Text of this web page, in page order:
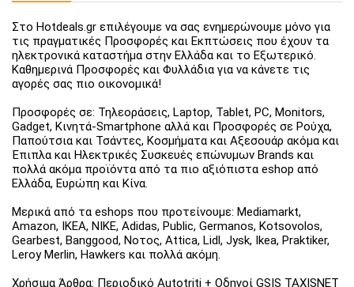
Στο Hotdeals.gr επιλέγουμε να σας ενημερώνουμε μόνο για
τις πραγματικές Προσφορές και Εκπτώσεις που έχουν τα
ηλεκτρονικά καταστήμα στην Ελλάδα και το Εξωτερικό.
Καθημερινά Προσφορές και Φυλλάδια για να κάνετε τις
αγορές σας πιο οικονομικά!
Προσφορές σε: Τηλεοράσεις, Laptop, Tablet, PC, Monitors,
Gadget, Κινητά-Smartphone αλλά και Προσφορές σε Ρούχα,
Παπούτσια και Τσάντες, Κοσμήματα και Αξεσουάρ ακόμα και
Έπιπλα και Ηλεκτρικές Συσκευές επώνυμων Brands και
πολλά ακόμα προϊόντα από τα πιο αξιόπιστα eshop από
Ελλάδα, Ευρώπη και Κίνα.
Μερικά από τα eshops που προτείνουμε: Mediamarkt,
Amazon, IKEA, NIKE, Adidas, Public, Germanos, Kotsovolos,
Gearbest, Banggood, Νοτος, Attica, Lidl, Jysk, Ikea, Praktiker,
Leroy Merlin, Hawkers και πολλά ακόμη.
Χρήσιμα Άρθρα: Περιοδικό Autotriti + Οδηγοί GSIS TAXISNET